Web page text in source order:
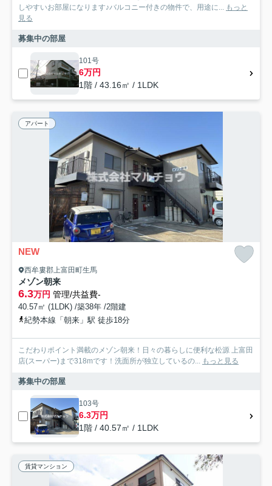
しやすいお部屋になります♪バルコニー付きの物件で、用途に... もっと
見る
募集中の部屋
101号
6万円
1階 / 43.16㎡ / 1LDK
アパート
NEW
西牟婁郡上富田町生馬
メゾン朝来
6.3万円 管理/共益費-
40.57㎡ (1LDK) /築38年 /2階建
紀勢本線「朝来」駅 徒歩18分
こだわりポイント満載のメゾン朝来！日々の暮らしに便利な松源 上富田
店(スーパー)まで318mです！洗面所が独立しているの... もっと見る
募集中の部屋
103号
6.3万円
1階 / 40.57㎡ / 1LDK
賃貸マンション